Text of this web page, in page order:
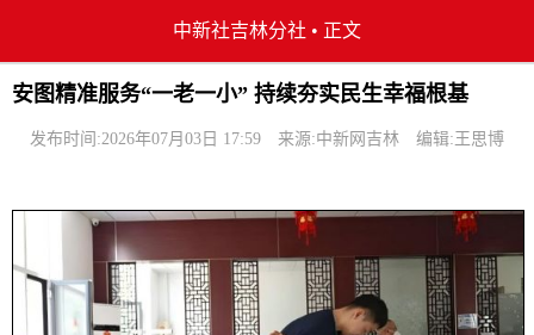
中新社吉林分社 • 正文
安图精准服务“一老一小” 持续夯实民生幸福根基
发布时间:2026年07月03日 17:59 来源:中新网吉林 编辑:王思博